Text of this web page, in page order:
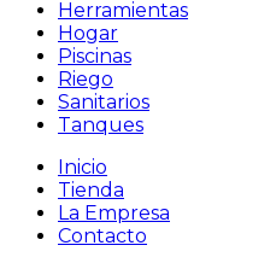
Herramientas
Hogar
Piscinas
Riego
Sanitarios
Tanques
Inicio
Tienda
La Empresa
Contacto